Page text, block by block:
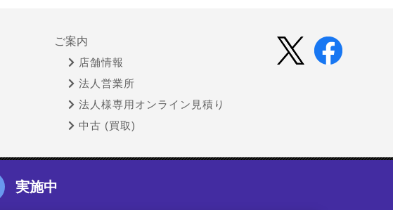
ご案内
店舗情報
法人営業所
法人様専用オンライン見積り
中古 (買取)
トポリシー
実施中